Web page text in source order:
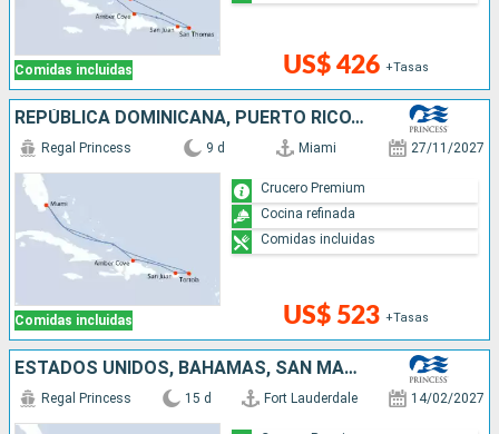
Comidas incluidas US$ 426 +Tasas
REPÚBLICA DOMINICANA, PUERTO RICO, SAN MARTÍN, ESTADOS UNIDOS
Comidas incluidas
Regal Princess 9 d Miami 27/11/2027
US$ 523 +Tasas
Crucero Premium
Cocina refinada
Comidas incluidas
ESTADOS UNIDOS, BAHAMAS, SAN MARTÍN, PUERTO RICO, REPÚBLICA DOMINICANA
Regal Princess 15 d Fort Lauderdale 14/02/2027